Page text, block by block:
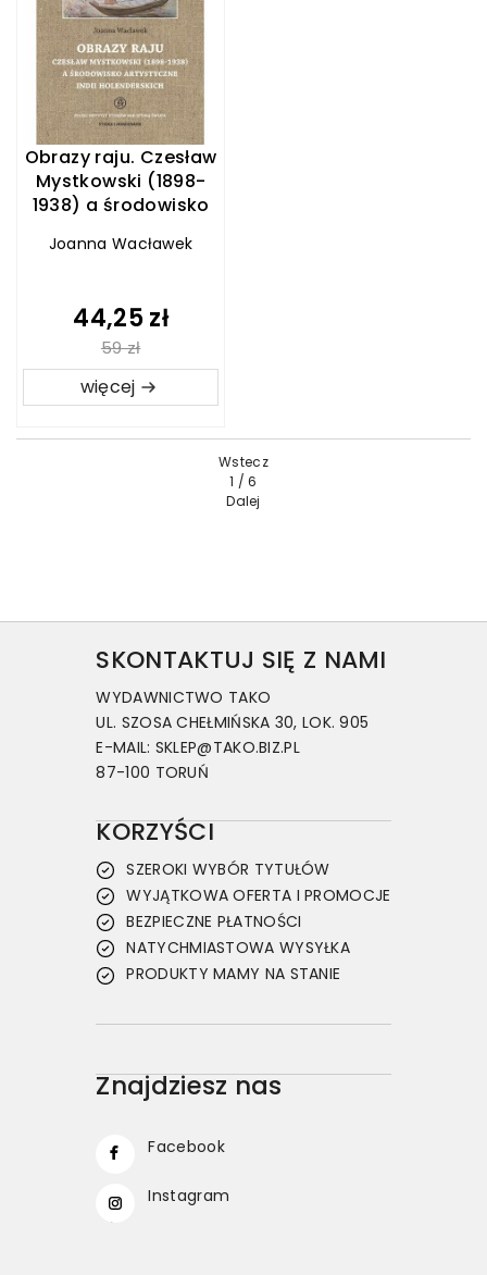
Obrazy raju. Czesław
Mystkowski (1898-
1938) a środowisko
Holenderskich
Joanna Wacławek
44,25 zł
59 zł
więcej
Wstecz
1 / 6
Dalej
SKONTAKTUJ SIĘ Z NAMI
WYDAWNICTWO TAKO
UL. SZOSA CHEŁMIŃSKA 30, LOK. 905
E-MAIL: SKLEP@TAKO.BIZ.PL
87-100 TORUŃ
KORZYŚCI
SZEROKI WYBÓR TYTUŁÓW
WYJĄTKOWA OFERTA I PROMOCJE
BEZPIECZNE PŁATNOŚCI
NATYCHMIASTOWA WYSYŁKA
PRODUKTY MAMY NA STANIE
Znajdziesz nas
Facebook
Instagram